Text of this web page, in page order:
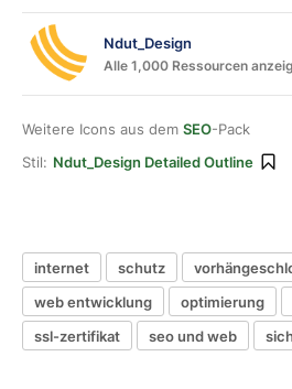
Ndut_Design
Alle 1,000 Ressourcen
Weitere Icons aus dem SEO-Pack
Stil: Ndut_Design Detailed Outline
internet schutz
web entwicklung
optimierung
ssl-zertifikat
seo und web